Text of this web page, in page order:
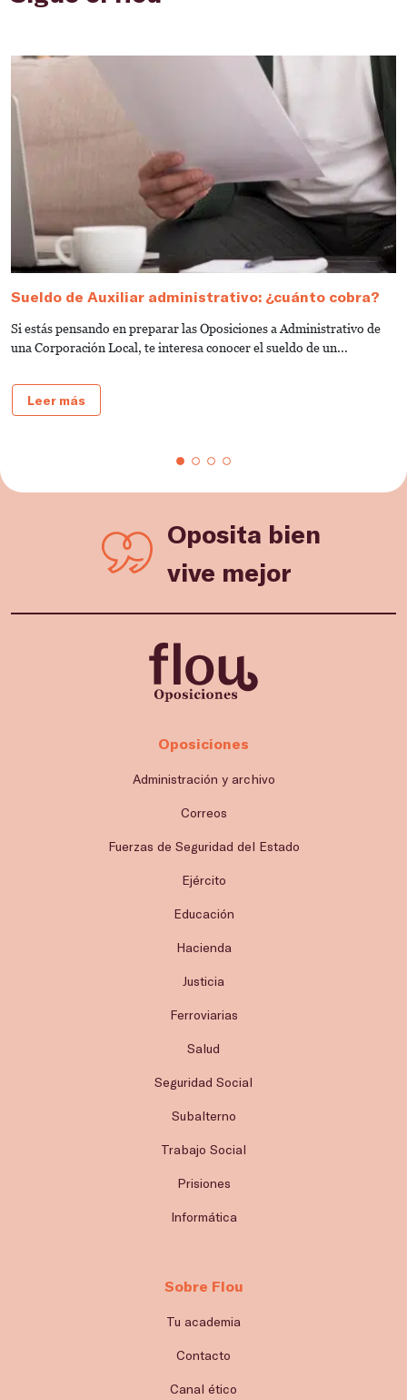
Sueldo de Auxiliar administrativo: ¿cuánto cobra?
Si estás pensando en preparar las Oposiciones a Administrativo de
una Corporación Local, te interesa conocer el sueldo de un...
Leer más
Oposita bien
vive mejor
Oposiciones
Administración y archivo
Correos
Fuerzas de Seguridad del Estado
Ejército
Educación
Hacienda
Justicia
Ferroviarias
Salud
Seguridad Social
Subalterno
Trabajo Social
Prisiones
Informática
Sobre Flou
Tu academia
Contacto
Canal ético